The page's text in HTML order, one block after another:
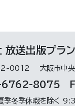
放送出版プラ
0012 大阪市中央
6762-8075
季冬季休暇を除く